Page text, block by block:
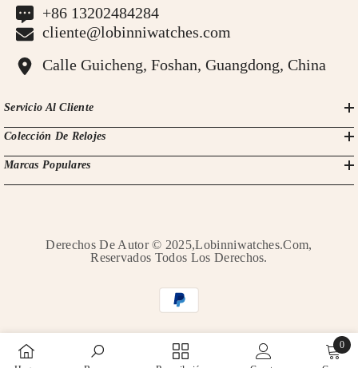
+86 13202484284
cliente@lobinniwatches.com
Calle Guicheng, Foshan, Guangdong, China
Servicio Al Cliente
Colección De Relojes
Marcas Populares
Derechos De Autor © 2025,Lobinniwatches.com,
Reservados Todos Los Derechos.
Métodos
de
0
0